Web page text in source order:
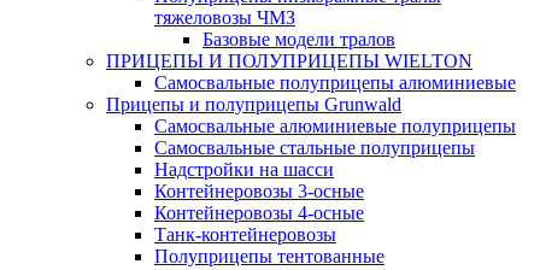
тяжеловозы ЧМЗ
Базовые модели тралов
ПРИЦЕПЫ И ПОЛУПРИЦЕПЫ WIELTON
Самосвальные полуприцепы алюминиевые
Прицепы и полуприцепы Grunwald
Самосвальные алюминиевые полуприцепы
Самосвальные стальные полуприцепы
Надстройки на шасси
Контейнеровозы 3-осные
Контейнеровозы 4-осные
Танк-контейнеровозы
Полуприцепы тентованные